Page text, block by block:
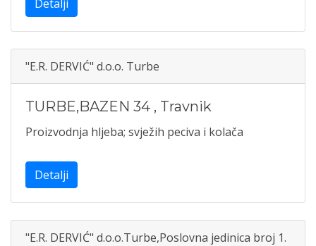
Detalji
"E.R. DERVIĆ" d.o.o. Turbe
TURBE,BAZEN 34 , Travnik
Proizvodnja hljeba; svježih peciva i kolača
Detalji
"E.R. DERVIĆ" d.o.o.Turbe,Poslovna jedinica broj 1.